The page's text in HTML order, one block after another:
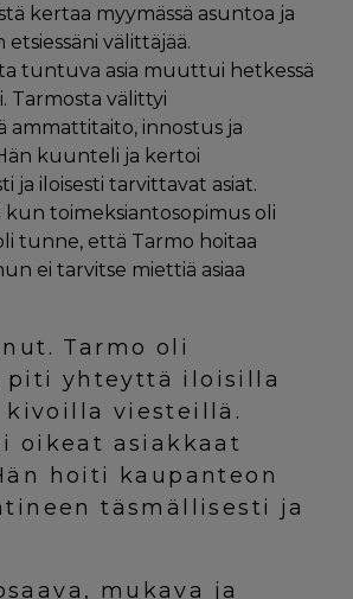
kertaa myymässä asuntoa ja
välittäjää.
tuntuva asia muuttui hetkessä
Tarmosta välittyi
ammattitaito, innostus ja
kuunteli ja kertoi
ja iloisesti tarvittavat asiat.
kun toimeksiantosopimus oli
tunne, että Tarmo hoitaa
ei tarvitse miettiä asiaa
Tarmo oli
piti yhteyttä iloisilla
viesteillä.
oikeat asiakkaat
hoiti kaupanteon
täsmällisesti ja
mukava ja